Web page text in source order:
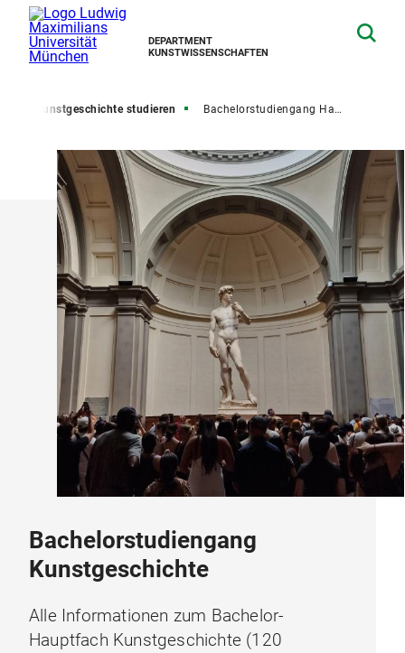
DEPARTMENT
KUNSTWISSENSCHAFTEN
Kunstgeschichte studieren Bachelorstudiengang Hauptfach Kunstgeschichte (120 ECTS)
Bachelorstudiengang
Kunstgeschichte
Alle Informationen zum Bachelor-
Hauptfach Kunstgeschichte (120